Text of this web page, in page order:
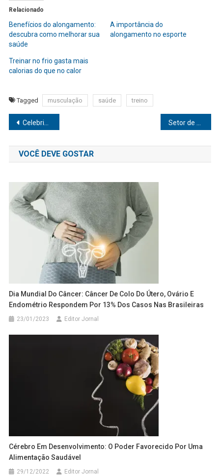
Relacionado
Benefícios do alongamento:
descubra como melhorar sua
saúde
A importância do
alongamento no esporte
Treinar no frio gasta mais
calorias do que no calor
Tagged musculação saúde treino
Navegação
de
Post
Celebridades como Gloria Pires, Fafá de Belém e Meryl Streep assumem os cabelos brancos e ditam tendência
VOCÊ DEVE GOSTAR
Dia Mundial Do Câncer: Câncer De Colo Do Útero, Ovário E
Endométrio Respondem Por 13% Dos Casos Nas Brasileiras
23/01/2023 Editor Jornal
Cérebro Em Desenvolvimento: O Poder Favorecido Por Uma
Alimentação Saudável
29/12/2022 Editor Jornal